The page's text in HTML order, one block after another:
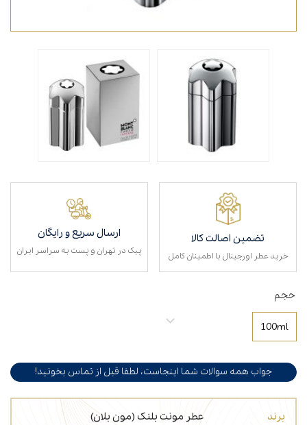
تضمین اصالت کالا
خرید عطر اورجینال با اطمینان کامل
ارسال سریع و رایگان
پیک در تهران و پست به سراسر ایران
حجم
100ml
جواب همه سوالات شما اینجاست، لطفا قبل از تماس بخونید!
برند
عطر مونت بلنک (مون بلان)